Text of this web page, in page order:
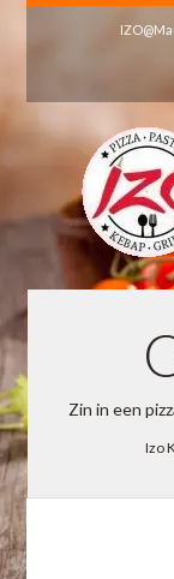
Zin in een
Izo